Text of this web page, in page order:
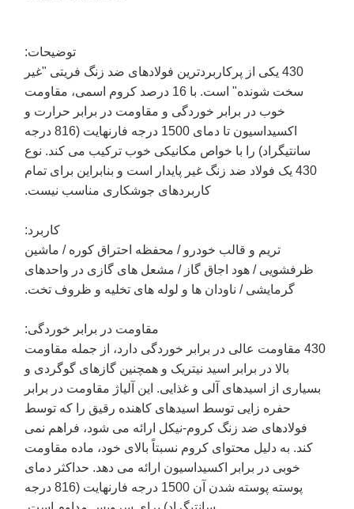
توضیحات:
430 یکی از پرکاربردترین فولادهای ضد زنگ فریتی "غیر
سخت شونده" است. با 16 درصد کروم اسمی، مقاومت
خوب در برابر خوردگی و مقاومت در برابر حرارت و
اکسیداسیون تا دمای 1500 درجه فارنهایت (816 درجه
سانتیگراد) را با خواص مکانیکی خوب ترکیب می کند. نوع
430 یک فولاد ضد زنگ غیر پایدار است و بنابراین برای تمام
کاربردهای جوشکاری مناسب نیست.
کاربرد:
تریم و قالب خودرو / محفظه احتراق کوره / ماشین
ظرفشویی / هود اجاق گاز / مشعل های گازی در واحدهای
گرمایشی / ناودان ها و لوله های تخلیه و ظروف تخت.
مقاومت در برابر خوردگی:
430 مقاومت عالی در برابر خوردگی دارد، از جمله مقاومت
بالا در برابر اسید نیتریک و همچنین گازهای گوگردی و
بسیاری از اسیدهای آلی و غذایی. این آلیاژ مقاومت در برابر
حفره زایی توسط اسیدهای کاهنده رقیق را که توسط
فولادهای ضد زنگ کروم-نیکل ارائه می شود، فراهم نمی
کند. به دلیل محتوای کروم نسبتاً بالای خود، ماده مقاومت
خوبی در برابر اکسیداسیون ارائه می دهد. حداکثر دمای
پوسته پوسته شدن آن 1500 درجه فارنهایت (816 درجه